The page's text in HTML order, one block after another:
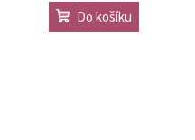
Do košíku